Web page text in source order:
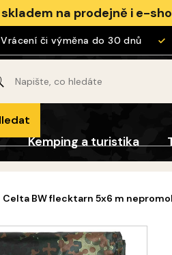
na prodejně i e-
či výměna do 30 dnů
Kemping a turistika
Celta BW flecktarn 5x6 m